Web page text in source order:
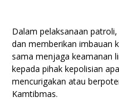
Dalam pelaksanaan
dan memberikan imbauan
sama menjaga keamanan
kepada pihak kepolisian
mencurigakan atau
Kamtibmas.